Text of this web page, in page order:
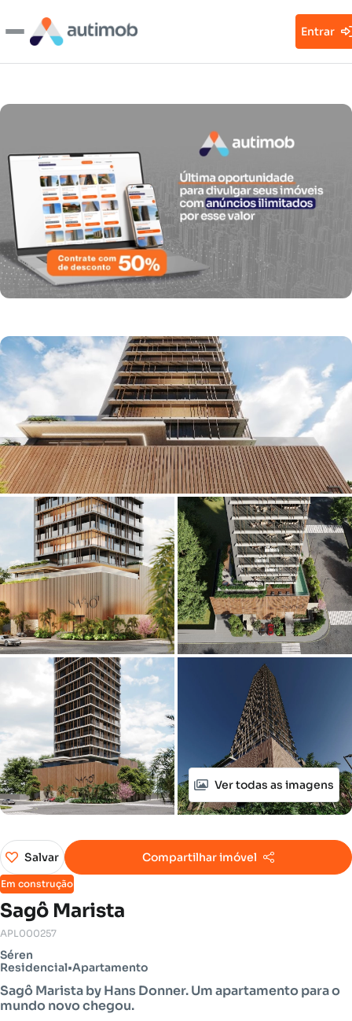
Entrar
Ver todas as imagens
Em construção
Sagô Marista
Salvar Compartilhar imóvel
APL000257
Séren
Residencial•Apartamento
Sagô Marista by Hans Donner. Um apartamento para o
mundo novo chegou.